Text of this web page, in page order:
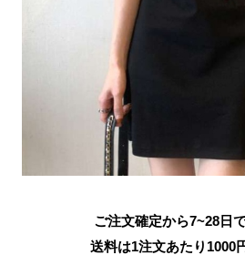
ご注文確定から7~28日
送料は1注文あたり 1000